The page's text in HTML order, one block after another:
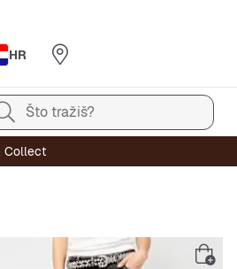
HR
Što tražiš?
Collect